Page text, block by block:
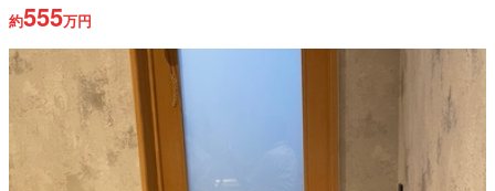
約555万円